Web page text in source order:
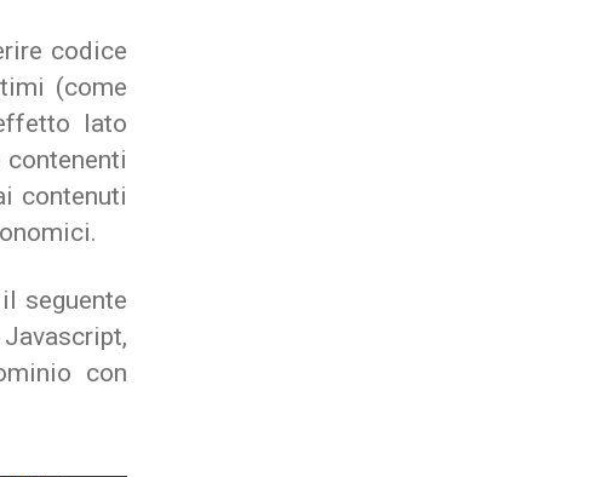
codice
(come
lato
contenuti
seguente
con